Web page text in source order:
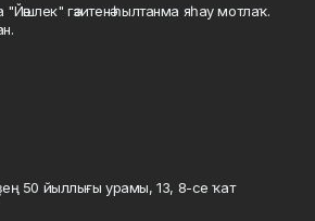
"Йәшлек" гәзитенә һылтанма яһау мотлаҡ.
50 йыллығы урамы, 13, 8-се ҡат